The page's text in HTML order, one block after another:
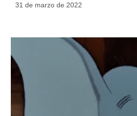
31 de marzo de 2022